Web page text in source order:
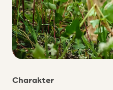
Charakter